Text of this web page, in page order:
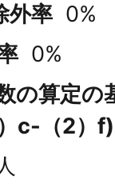
外率 0%
0%
の算定
c-（2）